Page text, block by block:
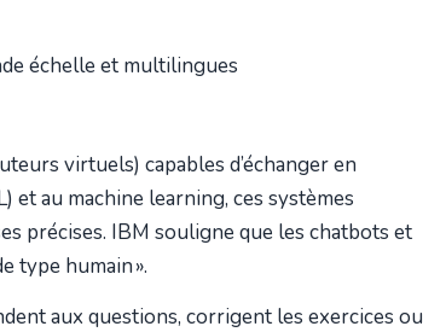
échelle et multilingues
virtuels) capables d’échanger en
et au machine learning, ces systèmes
précises. IBM souligne que les chatbots et
type humain ».
aux questions, corrigent les exercices ou